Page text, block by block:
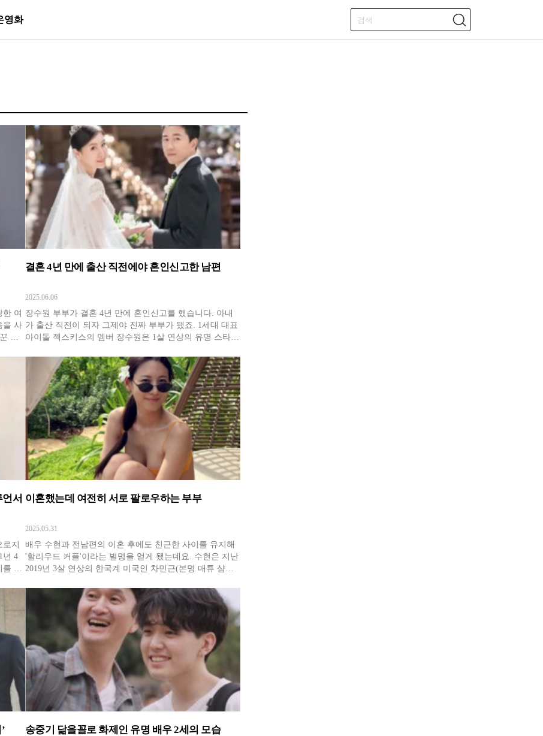
영화
여
을 사
대
를
결혼 4년 만에 출산 직전에야 혼인신고한 남편
2025.06.06
장수원 부부가 결혼 4년 만에 혼인신고를 했습니다. 아내
가 출산 직전이 되자 그제야 진짜 부부가 됐죠. 1세대 대표
아이돌 젝스키스의 멤버 장수원은 1살 연상의 유명 스타일
태지, 싸이, 베이비복스 등 유명 가수를 담당했고, 현재는
정경호, 지창욱, 김재욱 등 여러 배우의 스타일링을 책임지
고 있죠. 두
서
지
년 4
를 두
적
발
이혼했는데 여전히 서로 팔로우하는 부부
2025.05.31
배우 수현과 전남편의 이혼 후에도 친근한 사이를 유지해
'할리우드 커플'이라는 별명을 얻게 됐는데요. 수현은 지난
2019년 3살 연상의 한국계 미국인 차민근(본명 매튜 샴파
은 남편과의 관계에 대해 "우린 잘 안 싸운다. 남편은 힘들
고 기분 나쁜 일이 있어도 일찍 잔다"면서 평화로운 결혼
송중기 닮을꼴로 화제인 유명 배우 2세의 모습